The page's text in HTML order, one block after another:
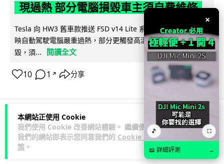
本網站正使用 Cookie
我們使用 Cookie 改善網站體驗。 繼續使用
我們的網站即表示您同意我們的 Cookie 政
策 。
現過熱 部分電腦損毀車主須自費維修
Tesla 向 HW3 舊車款推送 FSD v14 Lite 系統，引發大量車主反
映自動駕駛電腦嚴重過熱，部分更觸發高溫保護甚至直接燒
毀，須...
閱讀全文
10 1 ↗ 分享
人工智能
arthur
×
🎵 ⛶
📖 詳細評測 →